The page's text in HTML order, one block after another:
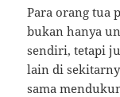
Para orang tua
bukan hanya
sendiri, tetapi
lain di
sama